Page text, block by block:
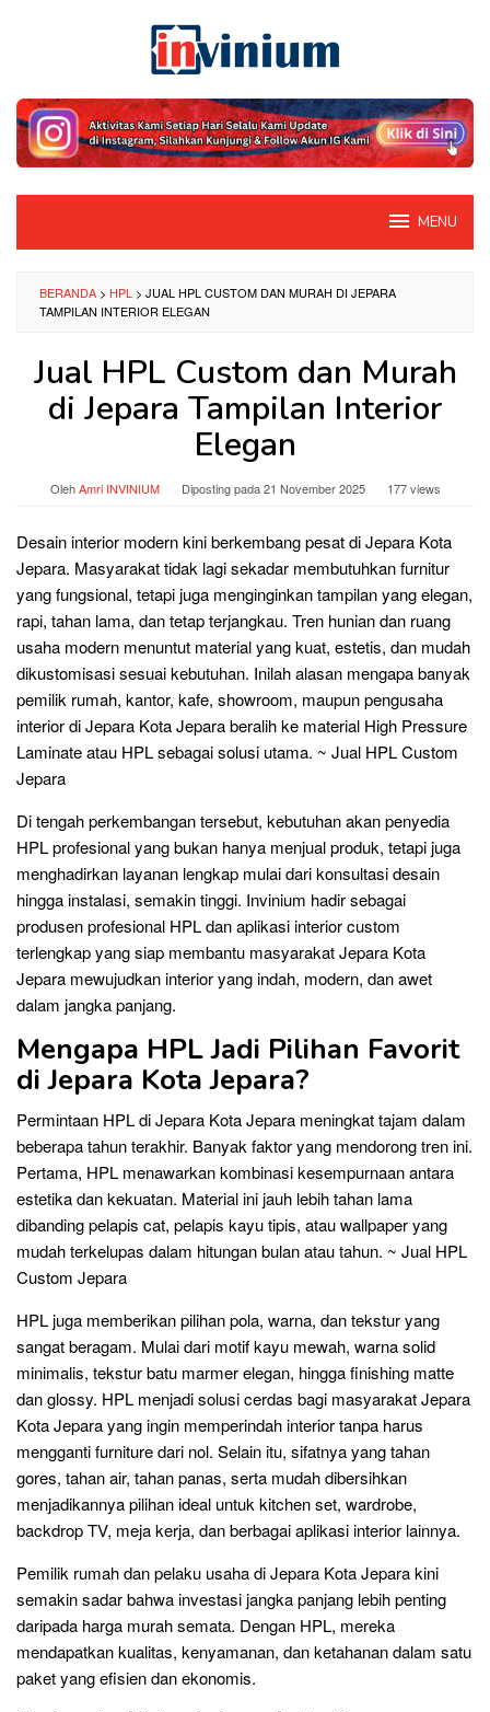
MENU
BERANDA > HPL > JUAL HPL CUSTOM DAN MURAH DI JEPARA
TAMPILAN INTERIOR ELEGAN
Jual HPL Custom dan Murah
di Jepara Tampilan Interior
Elegan
OlehAmri INVINIUM Diposting pada21 November 2025 177 views
Desain interior modern kini berkembang pesat di Jepara Kota
Jepara. Masyarakat tidak lagi sekadar membutuhkan furnitur
yang fungsional, tetapi juga menginginkan tampilan yang elegan,
rapi, tahan lama, dan tetap terjangkau. Tren hunian dan ruang
usaha modern menuntut material yang kuat, estetis, dan mudah
dikustomisasi sesuai kebutuhan. Inilah alasan mengapa banyak
pemilik rumah, kantor, kafe, showroom, maupun pengusaha
interior di Jepara Kota Jepara beralih ke material High Pressure
Laminate atau HPL sebagai solusi utama. ~ Jual HPL Custom
Jepara
Di tengah perkembangan tersebut, kebutuhan akan penyedia
HPL profesional yang bukan hanya menjual produk, tetapi juga
menghadirkan layanan lengkap mulai dari konsultasi desain
hingga instalasi, semakin tinggi. Invinium hadir sebagai
produsen profesional HPL dan aplikasi interior custom
terlengkap yang siap membantu masyarakat Jepara Kota
Jepara mewujudkan interior yang indah, modern, dan awet
dalam jangka panjang.
Mengapa HPL Jadi Pilihan Favorit
di Jepara Kota Jepara?
Permintaan HPL di Jepara Kota Jepara meningkat tajam dalam
beberapa tahun terakhir. Banyak faktor yang mendorong tren ini.
Pertama, HPL menawarkan kombinasi kesempurnaan antara
estetika dan kekuatan. Material ini jauh lebih tahan lama
dibanding pelapis cat, pelapis kayu tipis, atau wallpaper yang
mudah terkelupas dalam hitungan bulan atau tahun. ~ Jual HPL
Custom Jepara
HPL juga memberikan pilihan pola, warna, dan tekstur yang
sangat beragam. Mulai dari motif kayu mewah, warna solid
minimalis, tekstur batu marmer elegan, hingga finishing matte
dan glossy. HPL menjadi solusi cerdas bagi masyarakat Jepara
Kota Jepara yang ingin memperindah interior tanpa harus
mengganti furniture dari nol. Selain itu, sifatnya yang tahan
gores, tahan air, tahan panas, serta mudah dibersihkan
menjadikannya pilihan ideal untuk kitchen set, wardrobe,
backdrop TV, meja kerja, dan berbagai aplikasi interior lainnya.
Pemilik rumah dan pelaku usaha di Jepara Kota Jepara kini
semakin sadar bahwa investasi jangka panjang lebih penting
daripada harga murah semata. Dengan HPL, mereka
mendapatkan kualitas, kenyamanan, dan ketahanan dalam satu
paket yang efisien dan ekonomis.